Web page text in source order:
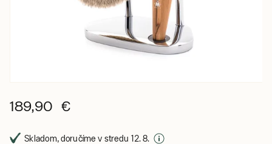
189,90 €
Skladom, doručíme v stredu 12. 8.